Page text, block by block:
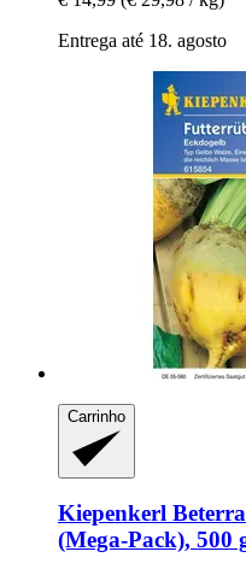
Entrega até 18. agosto
Carrinho
Kiepenkerl
(Mega-​Pack), 500